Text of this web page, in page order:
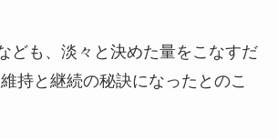
ども、淡々と決めた量をこなすだ
持と継続の秘訣になったとのこ